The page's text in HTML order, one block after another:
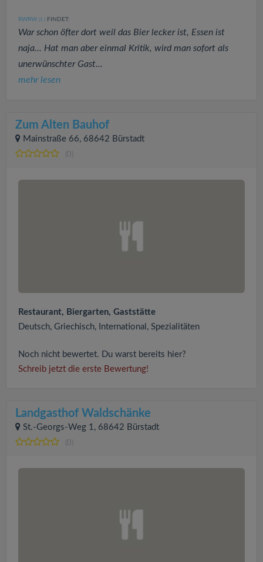
RWRW (1 ) FINDET:
War schon öfter dort weil das Bier lecker ist, Essen ist
naja... Hat man aber einmal Kritik, wird man sofort als
unerwünschter Gast...
mehr lesen
Zum Alten Bauhof
Mainstraße 66, 68642 Bürstadt
(0)
Restaurant, Biergarten, Gaststätte
Deutsch, Griechisch, International, Spezialitäten
Noch nicht bewertet. Du warst bereits hier?
Schreib jetzt die erste Bewertung!
Landgasthof Waldschänke
St.-Georgs-Weg 1, 68642 Bürstadt
(0)